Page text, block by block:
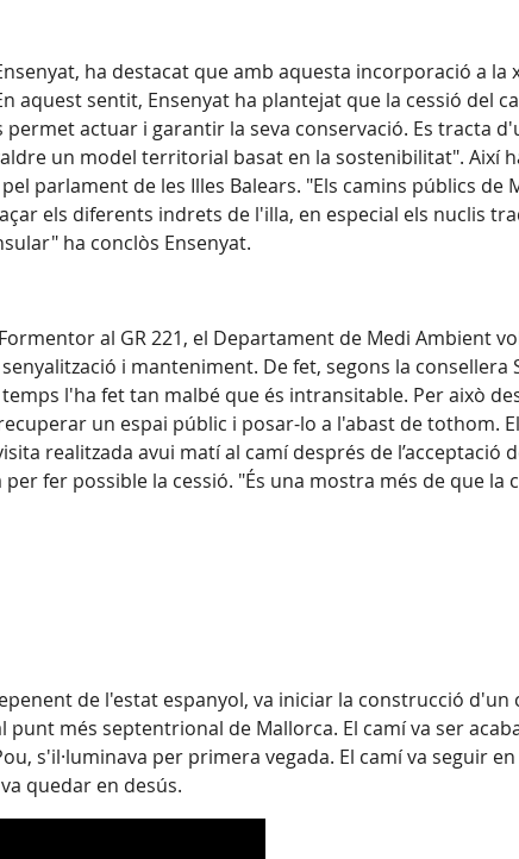
ha destacat que amb aquesta incorporació a
aquest sentit, Ensenyat ha plantejat que la cessió del
actuar i garantir la seva conservació. Es tracta
un model territorial basat en la sostenibilitat". Així
parlament de les Illes Balears. "Els camins públics
els diferents indrets de l'illa, en especial els nuclis
ha conclòs Ensenyat.
al GR 221, el Departament de Medi Ambient
i manteniment. De fet, segons la consellera
l'ha fet tan malbé que és intransitable. Per això
un espai públic i posar-lo a l'abast de tothom.
realitzada avui matí al camí després de l’acceptació
fer possible la cessió. "És una mostra més de que
de l'estat espanyol, va iniciar la construcció
més septentrional de Mallorca. El camí va ser
s'il·luminava per primera vegada. El camí va seguir
quedar en desús.